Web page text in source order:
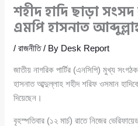
শহীদ হাদি ছাড়া
এমপি হাসনাত
/রাজনীতি/ By Desk Report
জাতীয় নাগরিক পার্টির (এনসিপি) মুখ্য
হাসনাত আব্দুল্লাহ শহীদ শরিফ ওসমান
দিয়েছেন।
বৃহস্পতিবার (১২ মার্চ) রাতে নিজের